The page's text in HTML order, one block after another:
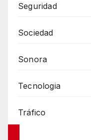
Seguridad
Sociedad
Sonora
Tecnologia
Tráfico